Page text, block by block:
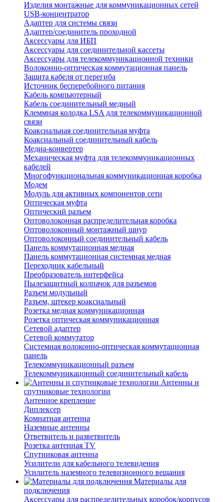
Изделия монтажные для коммуникационных сетей
USB-концентратор
Адаптер для системы связи
Адаптер/соединитель проходной
Аксессуары для ИБП
Аксессуары для соединительной кассеты
Аксессуары для телекоммуникационной техники
Волоконно-оптическая коммутационная панель
Защита кабеля от перегиба
Источник бесперебойного питания
Кабель компьютерный
Кабель соединительный медный
Клеммная колодка LSA для телекоммуникационной
связи
Коаксиальная соединительная муфта
Коаксиальный соединительный кабель
Медиа-конвертер
Механическая муфта для телекоммуникационных
кабелей
Многофункциональная коммуникационная коробка
Модем
Модуль для активных компонентов сети
Оптическая муфта
Оптический разъем
Оптоволоконная распределительная коробка
Оптоволоконный монтажный шнур
Оптоволоконный соединительный кабель
Панель коммутационная медная
Панель коммутационная системная медная
Переходник кабельный
Преобразователь интерфейса
Пылезащитный колпачок для разъемов
Разъем модульный
Разъем, штекер коаксиальный
Розетка медная коммуникационная
Розетка оптическая коммуникационная
Сетевой адаптер
Сетевой коммутатор
Системная волоконно-оптическая коммутационная
панель
Телекоммуникационный разъем
Телекоммуникацонный соединительный кабель
Антенны и
спутниковые технологии
Антенное крепление
Диплексер
Комнатная антенна
Наземные антенны
Ответвитель и разветвитель
Розетка антенная TV
Спутниковая антенна
Усилители для кабельного телевидения
Усилитель наземного телевизионного вещания
Материалы для
подключения
Аксессуары для распределительных коробок/корпусов